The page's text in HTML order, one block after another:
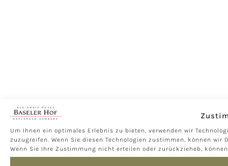
Um Ihnen ein optimales Erlebnis zu bieten, verwenden wir
zuzugreifen. Wenn Sie diesen Technologien zustimmen, können
Wenn Sie Ihre Zustimmung nicht erteilen oder zurückzieheb,